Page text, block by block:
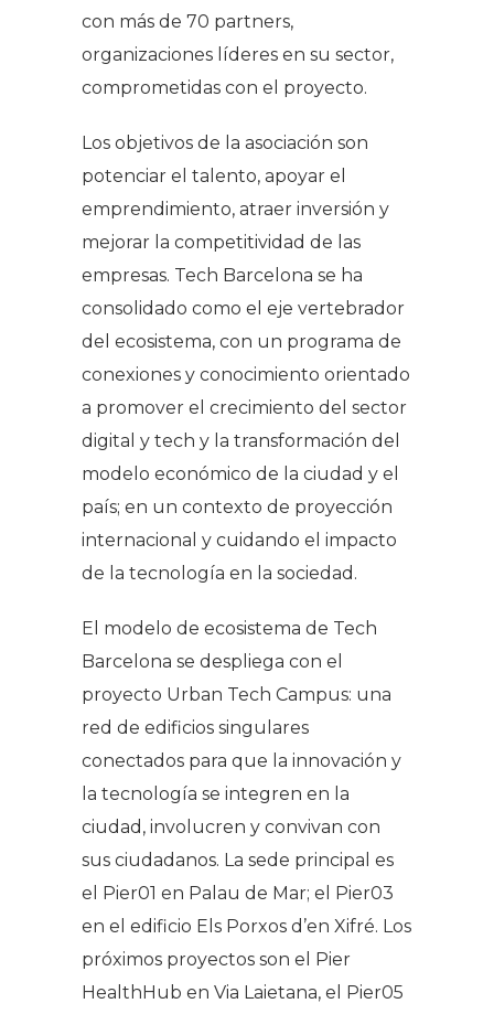
con más de 70 partners,
organizaciones líderes en su sector,
comprometidas con el proyecto.
Los objetivos de la asociación son
potenciar el talento, apoyar el
emprendimiento, atraer inversión y
mejorar la competitividad de las
empresas. Tech Barcelona se ha
consolidado como el eje vertebrador
del ecosistema, con un programa de
conexiones y conocimiento orientado
a promover el crecimiento del sector
digital y tech y la transformación del
modelo económico de la ciudad y el
país; en un contexto de proyección
internacional y cuidando el impacto
de la tecnología en la sociedad.
El modelo de ecosistema de Tech
Barcelona se despliega con el
proyecto Urban Tech Campus: una
red de edificios singulares
conectados para que la innovación y
la tecnología se integren en la
ciudad, involucren y convivan con
sus ciudadanos. La sede principal es
el Pier01 en Palau de Mar; el Pier03
en el edificio Els Porxos d’en Xifré. Los
próximos proyectos son el Pier
HealthHub en Via Laietana, el Pier05